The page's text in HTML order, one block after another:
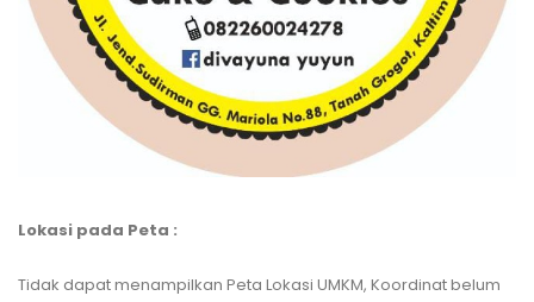
Lokasi pada Peta :
Tidak dapat menampilkan Peta Lokasi UMKM, Koordinat belum